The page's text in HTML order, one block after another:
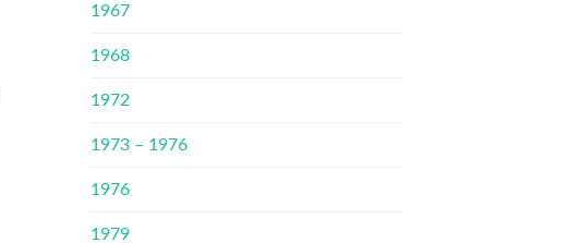
1967
1968
1972
1973 – 1976
1976
1979